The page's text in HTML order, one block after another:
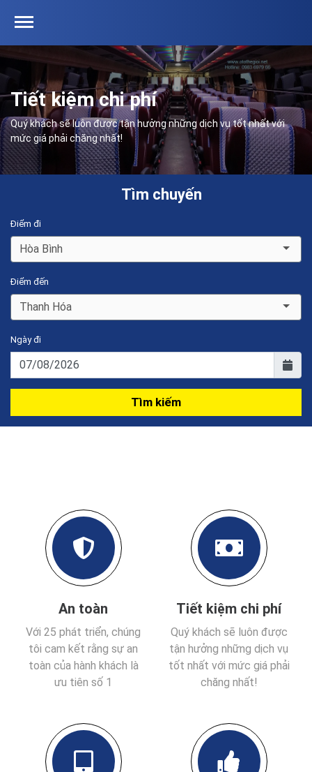
Tiết kiệm chi phí
Quý khách sẽ luôn được tận hưởng những dịch vụ tốt nhất với
mức giá phải chăng nhất!
Tìm chuyến
Điểm đi
Hòa Bình
Điểm đến
Thanh Hóa
Ngày đi
Tìm kiếm
An toàn
Với 25 phát triển, chúng
tôi cam kết rằng sự an
toàn của hành khách là
ưu tiên số 1
Tiết kiệm chi phí
Quý khách sẽ luôn được
tận hưởng những dịch vụ
tốt nhất với mức giá phải
chăng nhất!